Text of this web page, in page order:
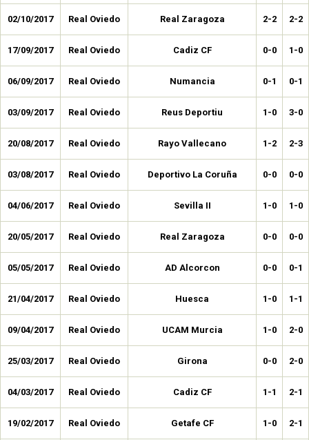
02/10/2017 Real Oviedo Real Zaragoza 2-2 2-2
17/09/2017 Real Oviedo Cadiz CF 0-0 1-0
06/09/2017 Real Oviedo Numancia 0-1 0-1
03/09/2017 Real Oviedo Reus Deportiu 1-0 3-0
20/08/2017 Real Oviedo Rayo Vallecano 1-2 2-3
03/08/2017 Real Oviedo Deportivo La Coruña 0-0 0-0
04/06/2017 Real Oviedo Sevilla II 1-0 1-0
20/05/2017 Real Oviedo Real Zaragoza 0-0 0-0
05/05/2017 Real Oviedo AD Alcorcon 0-0 0-1
21/04/2017 Real Oviedo Huesca 1-0 1-1
09/04/2017 Real Oviedo UCAM Murcia 1-0 2-0
25/03/2017 Real Oviedo Girona 0-0 2-0
04/03/2017 Real Oviedo Cadiz CF 1-1 2-1
19/02/2017 Real Oviedo Getafe CF 1-0 2-1